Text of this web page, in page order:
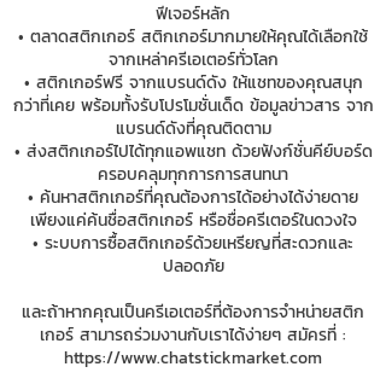
ฟีเจอร์หลัก
• ตลาดสติกเกอร์ สติกเกอร์มากมายให้คุณได้เลือกใช้
จากเหล่าครีเอเตอร์ทั่วโลก
• สติกเกอร์ฟรี จากแบรนด์ดัง ให้แชทของคุณสนุก
กว่าที่เคย พร้อมทั้งรับโปรโมชั่นเด็ด ข้อมูลข่าวสาร จาก
แบรนด์ดังที่คุณติดตาม
• ส่งสติกเกอร์ไปได้ทุกแอพแชท ด้วยฟังก์ชั่นคีย์บอร์ด
ครอบคลุมทุกการการสนทนา
• ค้นหาสติกเกอร์ที่คุณต้องการได้อย่างได้ง่ายดาย
เพียงแค่ค้นชื่อสติกเกอร์ หรือชื่อครีเตอร์ในดวงใจ
• ระบบการซื้อสติกเกอร์ด้วยเหรียญที่สะดวกและ
ปลอดภัย
และถ้าหากคุณเป็นครีเอเตอร์ที่ต้องการจำหน่ายสติก
เกอร์ สามารถร่วมงานกับเราได้ง่ายๆ สมัครที่ :
https://www.chatstickmarket.com